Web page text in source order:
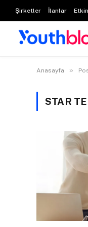
Şirketler İlanlar
Anasayfa »
STAR